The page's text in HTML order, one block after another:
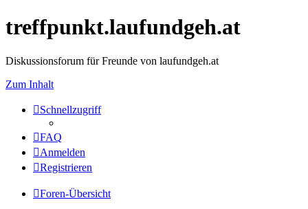
treffpunkt.laufundgeh.at
Diskussionsforum für Freunde von laufundgeh.at
Zum Inhalt
Schnellzugriff
FAQ
Anmelden
Registrieren
Foren-Übersicht